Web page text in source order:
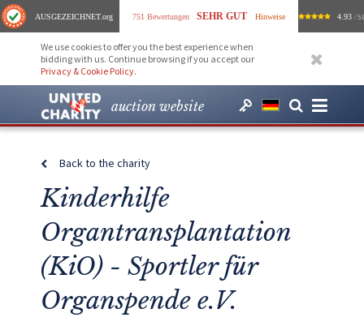
AUSGEZEICHNET.org 751 Bewertungen SEHR GUT Hinweise 4.93 /
We use cookies to offer you the best experience when
bidding with us. Continue browsing if you accept our
Privacy & Cookie Policy.
auction website
Back to the charity
Kinderhilfe
Organtransplantation
(KiO) - Sportler für
Organspende e.V.